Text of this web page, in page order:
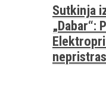
Sutkinja
„Dabar“: